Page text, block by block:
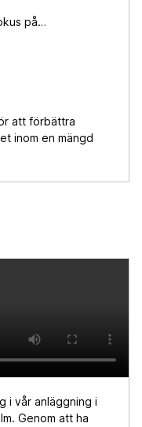
på…
att förbättra
inom en mängd
i vår anläggning i
Genom att ha